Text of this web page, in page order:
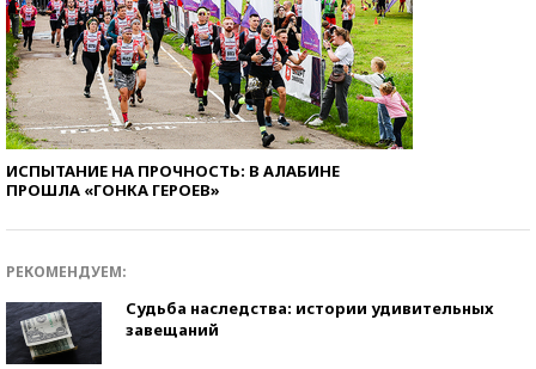
ИСПЫТАНИЕ НА ПРОЧНОСТЬ: В АЛАБИНЕ
ПРОШЛА «ГОНКА ГЕРОЕВ»
РЕКОМЕНДУЕМ:
Судьба наследства: истории удивительных
завещаний